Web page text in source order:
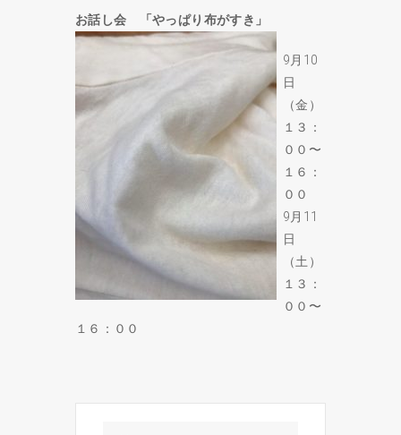
お話し会 「やっぱり布がすき」
9月10
日
（金）
１３：
００〜
１６：
００
9月11
日
（土）
１３：
００〜
１６：００